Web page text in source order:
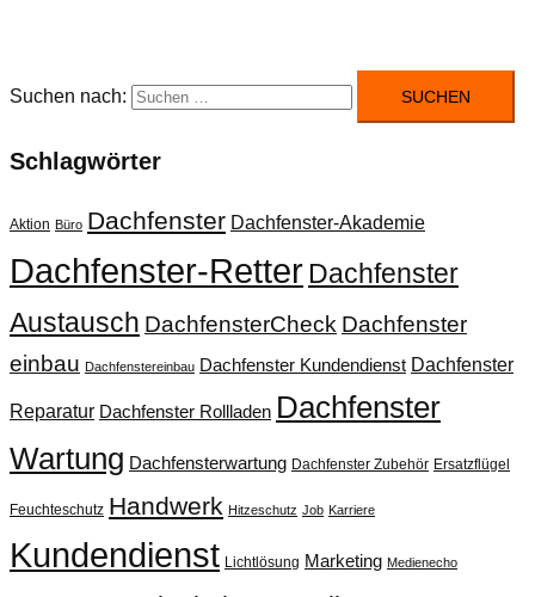
Suchen nach:
Schlagwörter
Aktion Büro Dachfenster Dachfenster-Akademie
Dachfenster-RetterDachfenster
Austausch DachfensterCheck Dachfenster
einbau Dachfenstereinbau Dachfenster Kundendienst Dachfenster
Reparatur Dachfenster Rollladen Dachfenster
Wartung Dachfensterwartung Dachfenster Zubehör Ersatzflügel
Feuchteschutz Handwerk Hitzeschutz Job Karriere
Kundendienst Lichtlösung Marketing Medienecho